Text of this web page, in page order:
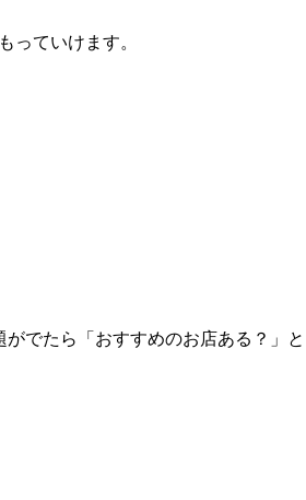
っていけます。
でたら「おすすめのお店ある？」と